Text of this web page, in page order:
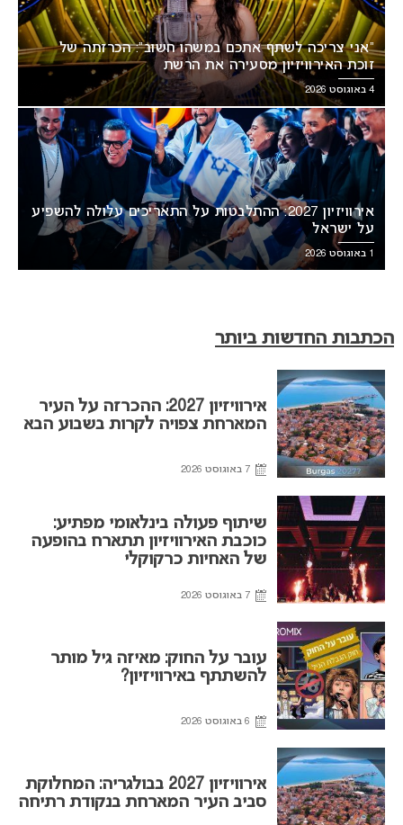
“אני צריכה לשתף אתכם במשהו חשוב”: הכרזתה של
זוכת האירוויזיון מסעירה את הרשת
4 באוגוסט 2026
אירוויזיון 2027: ההתלבטות על התאריכים עלולה להשפיע
על ישראל
1 באוגוסט 2026
הכתבות החדשות ביותר
אירוויזיון 2027: ההכרזה על העיר
המארחת צפויה לקרות בשבוע הבא
7 באוגוסט 2026
שיתוף פעולה בינלאומי מפתיע:
כוכבת האירוויזיון תתארח בהופעה
של האחיות כרקוקלי
7 באוגוסט 2026
עובר על החוק: מאיזה גיל מותר
להשתתף באירוויזיון?
6 באוגוסט 2026
אירוויזיון 2027 בבולגריה: המחלוקת
סביב העיר המארחת בנקודת רתיחה